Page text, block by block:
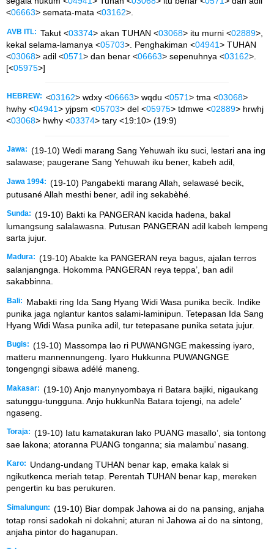
<06663> semata-mata <03162>.
AVB ITL: Takut <03374> akan TUHAN <03068> itu murni <02889>,
kekal selama-lamanya <05703>. Penghakiman <04941> TUHAN
<03068> adil <0571> dan benar <06663> sepenuhnya <03162>.
[<05975>]
HEBREW: <03162> wdxy <06663> wqdu <0571> tma <03068>
hwhy <04941> yjpsm <05703> del <05975> tdmwe <02889> hrwhj
<03068> hwhy <03374> tary <19:10> (19:9)
Jawa: (19-10) Wedi marang Sang Yehuwah iku suci, lestari ana ing
salawase; paugerane Sang Yehuwah iku bener, kabeh adil,
Jawa 1994: (19-10) Pangabekti marang Allah, selawasé becik,
putusané Allah mesthi bener, adil ing sekabèhé.
Sunda: (19-10) Bakti ka PANGERAN kacida hadena, bakal
lumangsung salalawasna. Putusan PANGERAN adil kabeh lempeng
sarta jujur.
Madura: (19-10) Abakte ka PANGERAN reya bagus, ajalan terros
salanjangnga. Hokomma PANGERAN reya teppa’, ban adil
sakabbinna.
Bali:
Mabakti ring Ida Sang Hyang Widi Wasa punika becik. Indike
punika jaga nglantur kantos salami-laminipun. Tetepasan Ida Sang
Hyang Widi Wasa punika adil, tur tetepasane punika setata jujur.
Bugis: (19-10) Massompa lao ri PUWANGNGE makessing iyaro,
matteru mannennungeng. Iyaro Hukkunna PUWANGNGE
tongengngi sibawa adélé maneng.
Makasar: (19-10) Anjo manynyombaya ri Batara bajiki, nigaukang
satunggu-tungguna. Anjo hukkunNa Batara tojengi, na adele’
ngaseng.
Toraja: (19-10) Iatu kamatakuran lako PUANG masallo’, sia tontong
sae lakona; atoranna PUANG tonganna; sia malambu’ nasang.
Karo:
Undang-undang TUHAN benar kap, emaka kalak si
ngikutkenca meriah tetap. Perentah TUHAN benar kap, mereken
pengertin ku bas perukuren.
Simalungun: (19-10) Biar dompak Jahowa ai do na pansing, anjaha
totap ronsi sadokah ni dokahni; aturan ni Jahowa ai do na sintong,
anjaha pintor do haganupan.